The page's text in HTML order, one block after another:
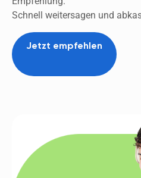
Schnell weitersagen und
Jetzt empfehlen